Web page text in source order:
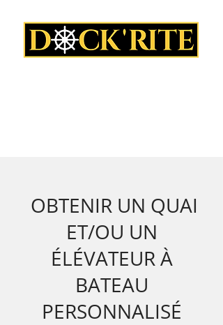
OBTENIR UN QUAI
ET/OU UN
ÉLÉVATEUR À
BATEAU
PERSONNALISÉ